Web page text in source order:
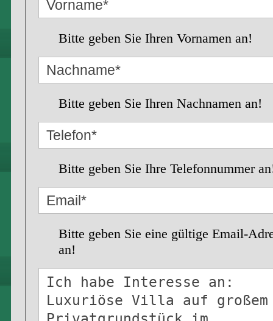
Bitte geben Sie Ihren Vornamen an!
Bitte geben Sie Ihren Nachnamen an!
Bitte geben Sie Ihre Telefonnummer
Bitte geben Sie eine gültige Email-
an!